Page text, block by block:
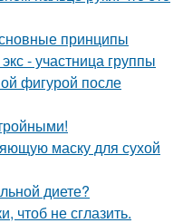
принципы
- участница группы
фигурой после
маску для сухой
диете?
чтоб не сглазить.